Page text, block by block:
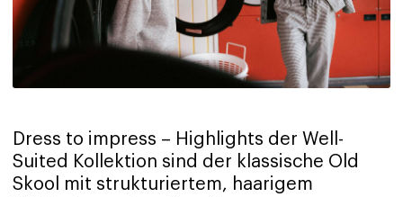
Dress to impress – Highlights der Well-
Suited Kollektion sind der klassische Old
Skool mit strukturiertem, haarigem